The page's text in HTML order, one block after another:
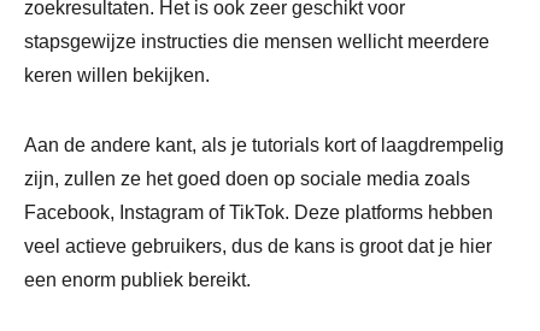
zoekresultaten. Het is ook zeer geschikt voor
stapsgewijze instructies die mensen wellicht meerdere
keren willen bekijken.
Aan de andere kant, als je tutorials kort of laagdrempelig
zijn, zullen ze het goed doen op sociale media zoals
Facebook, Instagram of TikTok. Deze platforms hebben
veel actieve gebruikers, dus de kans is groot dat je hier
een enorm publiek bereikt.